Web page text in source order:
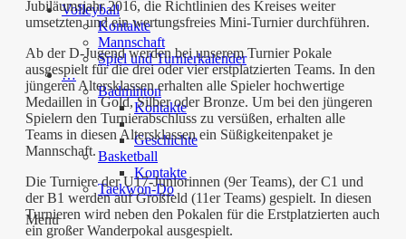
Volleyball
Kontakte
Mannschaft
Spiel und Turnierkalender
…
Badminton
Kontakte
Geschichte
Basketball
Kontakte
Taekwon-Do
Menu
Jubiläumsjahr 2016, die Richtlinien des Kreises weiter
umsetzten und ein wertungsfreies Mini-Turnier durchführen.
Ab der D-Jugend werden bei unserem Turnier Pokale
ausgespielt für die drei oder vier erstplatzierten Teams. In den
jüngeren Altersklassen erhalten alle Spieler hochwertige
Medaillen in Gold, Silber oder Bronze. Um bei den jüngeren
Spielern den Turnierabschluss zu versüßen, erhalten alle
Teams in diesen Altersklassen ein Süßigkeitenpaket je
Mannschaft.
Die Turniere der U17-Juniorinnen (9er Teams), der C1 und
der B1 werden auf Großfeld (11er Teams) gespielt. In diesen
Turnieren wird neben den Pokalen für die Erstplatzierten auch
ein großer Wanderpokal ausgespielt.